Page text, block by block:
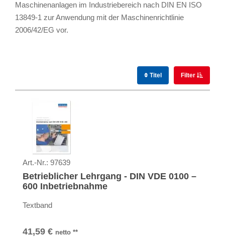
Maschinenanlagen im Industriebereich nach DIN EN ISO
13849-1 zur Anwendung mit der Maschinenrichtlinie
2006/42/EG vor.
Titel Filter
Art.-Nr.: 97639
Betrieblicher Lehrgang - DIN VDE 0100 –
600 Inbetriebnahme
Textband
41,59 € netto **